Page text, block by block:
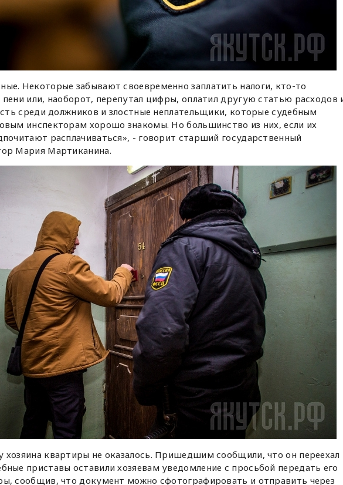
Некоторые забывают своевременно заплатить налоги, кто-то
пени или, наоборот, перепутал цифры, оплатил другую статью расходов
среди должников и злостные неплательщики, которые судебным
инспекторам хорошо знакомы. Но большинство из них, если их
расплачиваться», - говорит старший государственный
Мария Мартиканина.
хозяина квартиры не оказалось. Пришедшим сообщили, что он переехал
приставы оставили хозяевам уведомление с просьбой передать его
сообщив, что документ можно сфотографировать и отправить через